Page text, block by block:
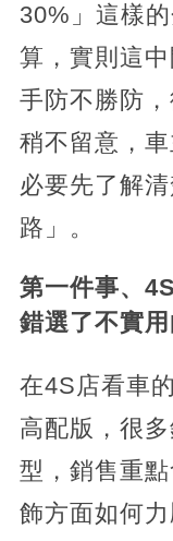
30%」這樣
算，實則這
手防不勝防
稍不留意，
必要先了解
路」。
第一件事、
錯選了不實
在4S店看車
高配版，很
型，銷售重
飾方面如何